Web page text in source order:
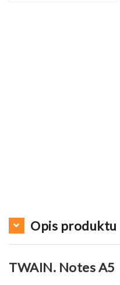
Opis produktu
TWAIN. Notes A5